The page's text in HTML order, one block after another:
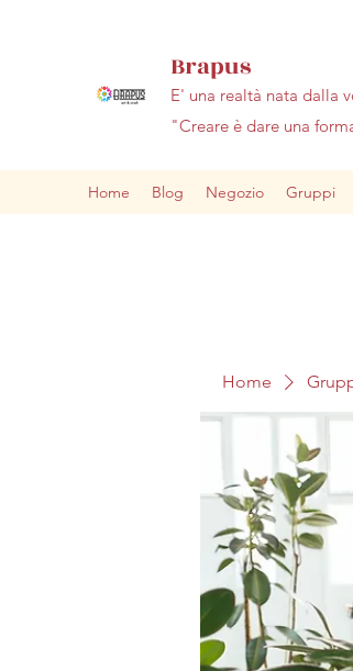
Brapus
E' una realtà nata dalla
"Creare è dare una
Home Blog Negozio Gruppi
Home